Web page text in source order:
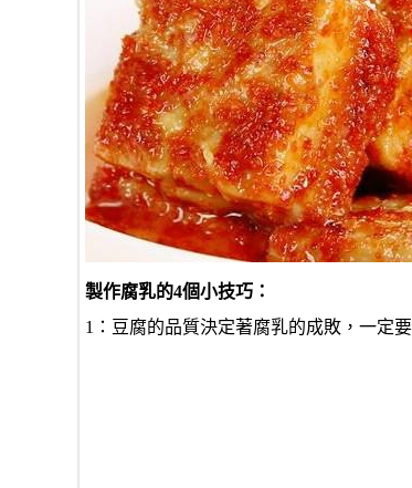
製作腐乳的4個小技巧：
1：豆腐的品質決定著腐乳的成敗，一定